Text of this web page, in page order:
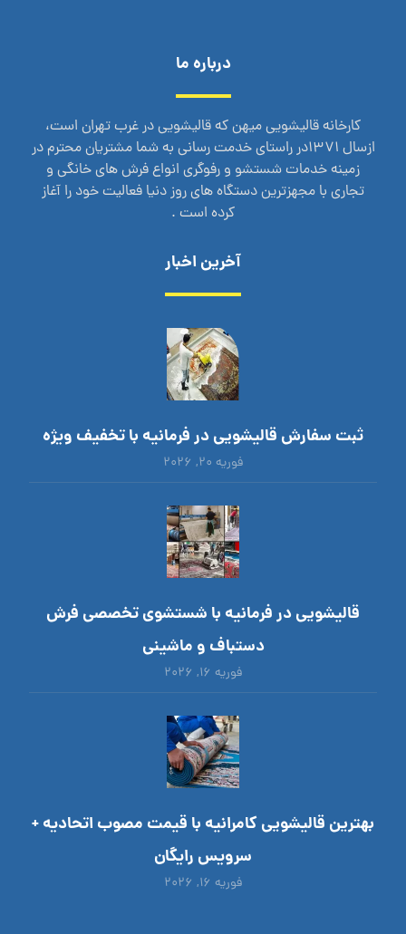
درباره ما
کارخانه قالیشویی میهن که قالیشویی در غرب تهران است،
ازسال 1371در راستای خدمت رسانی به شما مشتریان محترم در
زمینه خدمات شستشو و رفوگری انواع فرش های خانگی و
تجاری با مجهزترین دستگاه های روز دنیا فعالیت خود را آغاز
کرده است .
آخرین اخبار
ثبت سفارش قالیشویی در فرمانیه با تخفیف ویژه
فوریه ۲۰, ۲۰۲۶
قالیشویی در فرمانیه با شستشوی تخصصی فرش
دستباف و ماشینی
فوریه ۱۶, ۲۰۲۶
بهترین قالیشویی کامرانیه با قیمت مصوب اتحادیه +
سرویس رایگان
فوریه ۱۶, ۲۰۲۶